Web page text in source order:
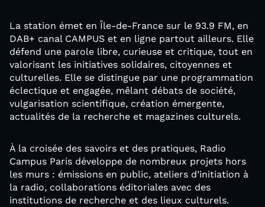
La station émet en Île-de-France sur le 93.9 FM, en
DAB+ canal CAMPUS et en ligne partout ailleurs. Elle
défend une parole libre, curieuse et critique, tout en
valorisant les initiatives solidaires, citoyennes et
culturelles. Elle se distingue par une programmation
éclectique et engagée, mêlant débats de société,
vulgarisation scientifique, création émergente,
actualités de la recherche et magazines culturels.
À la croisée des savoirs et des pratiques, Radio
Campus Paris développe de nombreux projets hors
les murs : émissions en public, ateliers d’initiation à
la radio, collaborations éditoriales avec des
institutions de recherche et des lieux culturels.